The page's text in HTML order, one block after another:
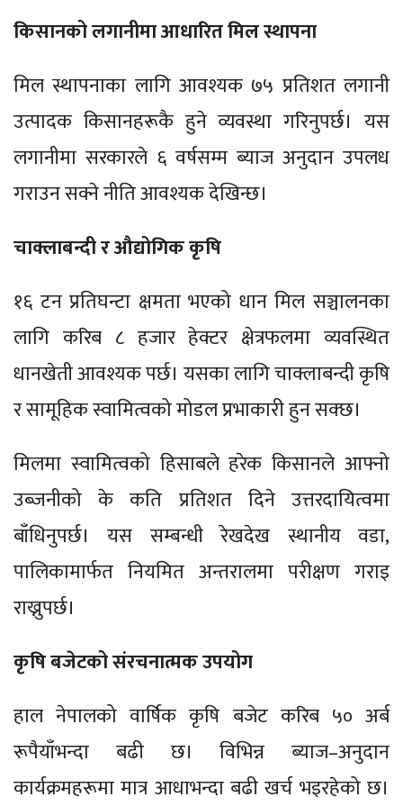
किसानको लगानीमा आधारित मिल स्थापना
मिल स्थापनाका लागि आवश्यक ७५ प्रतिशत लगानी
उत्पादक किसानहरूकै हुने व्यवस्था गरिनुपर्छ। यस
लगानीमा सरकारले ६ वर्षसम्म ब्याज अनुदान उपलध
गराउन सक्ने नीति आवश्यक देखिन्छ।
चाक्लाबन्दी र औद्योगिक कृषि
१६ टन प्रतिघन्टा क्षमता भएको धान मिल सञ्चालनका
लागि करिब ८ हजार हेक्टर क्षेत्रफलमा व्यवस्थित
धानखेती आवश्यक पर्छ। यसका लागि चाक्लाबन्दी कृषि
र सामूहिक स्वामित्वको मोडल प्रभाकारी हुन सक्छ।
मिलमा स्वामित्वको हिसाबले हरेक किसानले आफ्नो
उब्जनीको के कति प्रतिशत दिने उत्तरदायित्वमा
बाँधिनुपर्छ। यस सम्बन्धी रेखदेख स्थानीय वडा,
पालिकामार्फत नियमित अन्तरालमा परीक्षण गराइ
राख्नुपर्छ।
कृषि बजेटको संरचनात्मक उपयोग
हाल नेपालको वार्षिक कृषि बजेट करिब ५० अर्ब
रूपैयाँभन्दा बढी छ। विभिन्न ब्याज–अनुदान
कार्यक्रमहरूमा मात्र आधाभन्दा बढी खर्च भइरहेको छ।